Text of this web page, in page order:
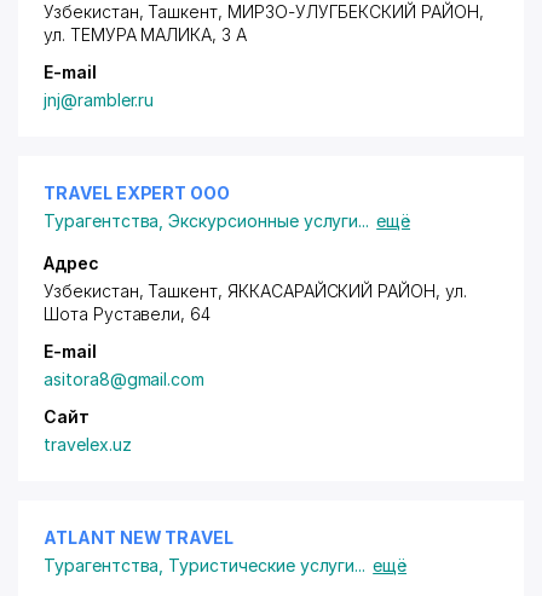
Узбекистан, Ташкент, МИРЗО-УЛУГБЕКСКИЙ РАЙОН,
ул. ТЕМУРА МАЛИКА, 3 А
E-mail
jnj@rambler.ru
TRAVEL EXPERT ООО
Турагентства ,Экскурсионные услуги... ещё
Адрес
Узбекистан, Ташкент, ЯККАСАРАЙСКИЙ РАЙОН, ул.
Шота Руставели, 64
E-mail
asitora8@gmail.com
Сайт
travelex.uz
ATLANT NEW TRAVEL
Турагентства Туристические услуги... ещё